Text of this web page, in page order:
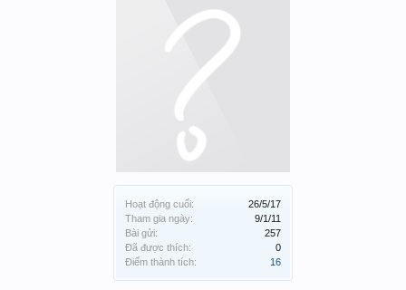
Hoạt động cuối:
26/5/17
Tham gia ngày:
9/1/11
Bài gửi:
257
Đã được thích:
0
Điểm thành tích:
16